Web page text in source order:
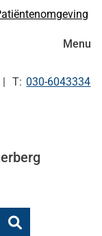
Tel:
030-6043334
Zoeken
Menu